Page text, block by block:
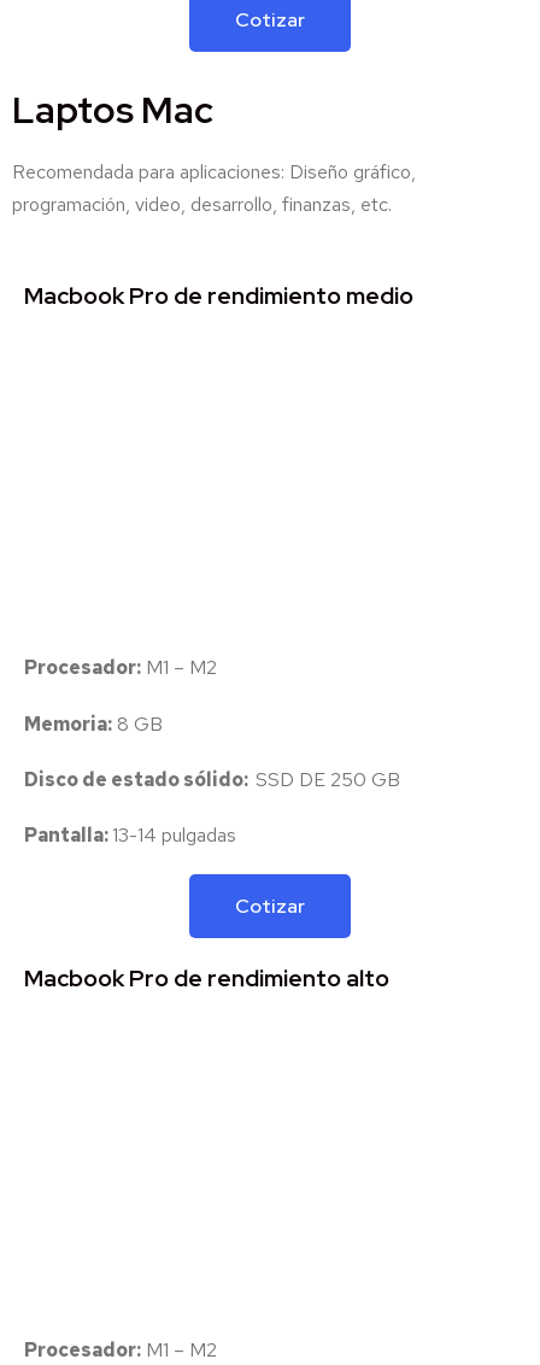
Cotizar
Laptos Mac
Recomendada para aplicaciones: Diseño gráfico,
programación, video, desarrollo, finanzas, etc.
Macbook Pro de rendimiento medio
Procesador: M1 – M2
Memoria: 8 GB
Disco de estado sólido: SSD DE 250 GB
Pantalla:13-14 pulgadas
Cotizar
Macbook Pro de rendimiento alto
Procesador: M1 – M2